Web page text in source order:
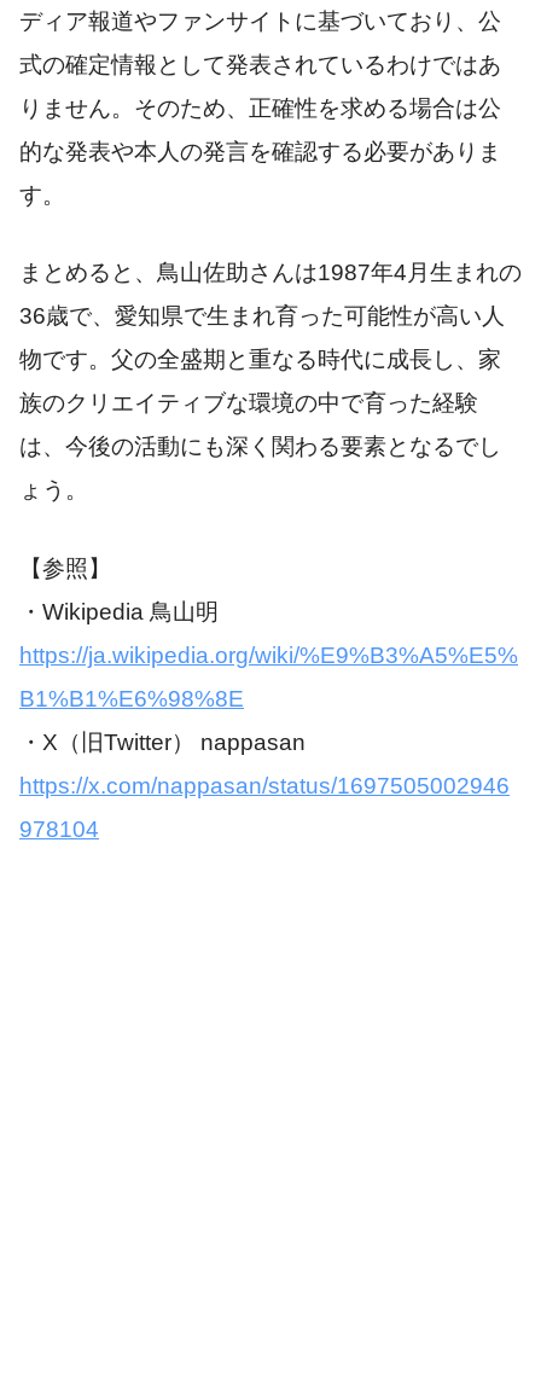
ディア報道やファンサイトに基づいており、公
式の確定情報として発表されているわけではあ
りません。そのため、正確性を求める場合は公
的な発表や本人の発言を確認する必要がありま
す。
まとめると、鳥山佐助さんは1987年4月生まれの
36歳で、愛知県で生まれ育った可能性が高い人
物です。父の全盛期と重なる時代に成長し、家
族のクリエイティブな環境の中で育った経験
は、今後の活動にも深く関わる要素となるでし
ょう。
【参照】
・Wikipedia 鳥山明
https://ja.wikipedia.org/wiki/%E9%B3%A5%E5%
B1%B1%E6%98%8E
・X（旧Twitter） nappasan
https://x.com/nappasan/status/1697505002946
978104